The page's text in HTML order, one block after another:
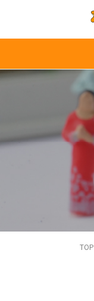
TOP